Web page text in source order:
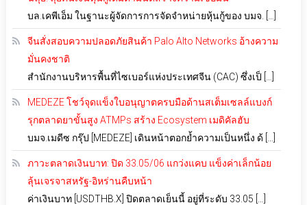
บล.เคพีเอ็ม ในฐานะผู้จัดการการจัดจำหน่ายหุ้นกู้ของ บมจ. […]
จีนสั่งสอบความปลอดภัยสินค้า Palo Alto Networks อ้างความ
มั่นคงชาติ
สำนักงานบริหารพื้นที่ไซเบอร์แห่งประเทศจีน (CAC) ซึ่งเป็ […]
MEDEZE โชว์จุดแข็งใบอนุญาตครบมือด้านสเต็มเซลล์แบงก์
รุกตลาดยาขั้นสูง ATMPs สร้าง Ecosystem เมดิคัลฮับ
บมจ.เมดีซ กรุ๊ป [MEDEZE] เดินหน้าตอกย้ำความเป็นหนึ่ง ด้ […]
ภาวะตลาดเงินบาท: ปิด 33.05/06 แกว่งแคบ แข็งค่าเล็กน้อย
ลุ้นเจรจาสหรัฐ-อิหร่านคืบหน้า
ค่าเงินบาท [USDTHB.X] ปิดตลาดเย็นนี้ อยู่ที่ระดับ 33.05 […]